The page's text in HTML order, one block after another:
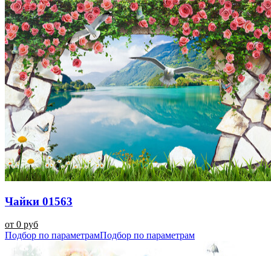
Чайки 01563
от 0 руб
Подбор по параметрамПодбор по параметрам